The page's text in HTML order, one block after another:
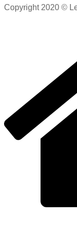
Copyright 2020 ©